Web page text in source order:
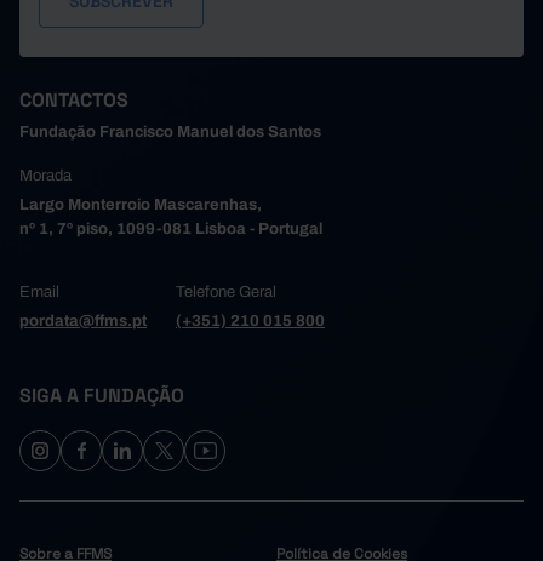
CONTACTOS
Fundação Francisco Manuel dos Santos
Morada
Largo Monterroio Mascarenhas,
nº 1, 7º piso, 1099-081 Lisboa - Portugal
Email
pordata@ffms.pt
Telefone Geral
(+351) 210 015 800
SIGA A FUNDAÇÃO
Sobre a FFMS Política de Cookies